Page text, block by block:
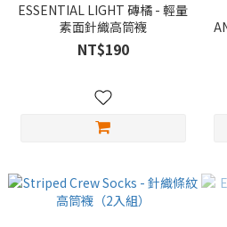
ESSENTIAL LIGHT 磚橘 - 輕量
素面針織高筒襪
NT$190